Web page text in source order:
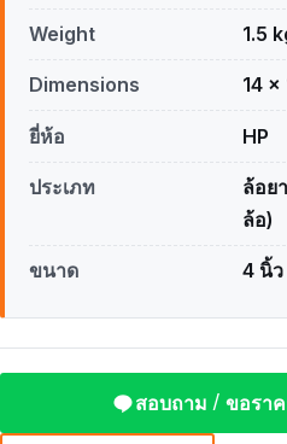
Weight 1.5
Dimensions 14 ×
ยี่ห้อ HP
ประเภท
ล้อย
ล้อ)
ขนาด 4 นิ้ว
สอบถาม / ขอราค